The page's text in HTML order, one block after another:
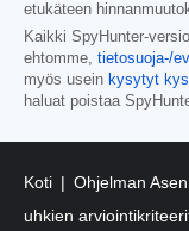
etukäteen
Kaikki SpyHunter-
ehtomme, tietosuoja-/
myös usein kysytyt
haluat poistaa
Koti Ohjelman
uhkien